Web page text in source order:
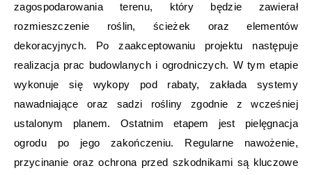
zagospodarowania terenu, który będzie zawierał
rozmieszczenie roślin, ścieżek oraz elementów
dekoracyjnych. Po zaakceptowaniu projektu następuje
realizacja prac budowlanych i ogrodniczych. W tym etapie
wykonuje się wykopy pod rabaty, zakłada systemy
nawadniające oraz sadzi rośliny zgodnie z wcześniej
ustalonym planem. Ostatnim etapem jest pielęgnacja
ogrodu po jego zakończeniu. Regularne nawożenie,
przycinanie oraz ochrona przed szkodnikami są kluczowe